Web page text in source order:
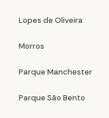
Lopes de Oliveira
Morros
Parque Manchester
Parque São Bento